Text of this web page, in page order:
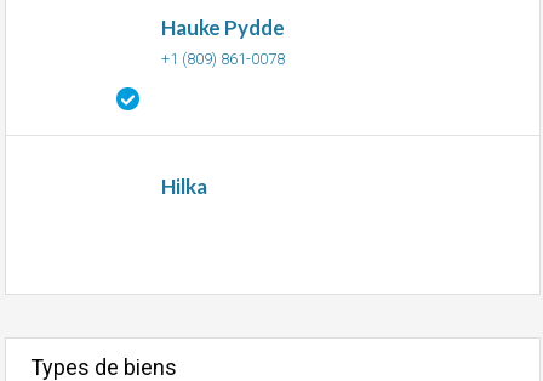
Hauke Pydde
+1 (809) 861-0078
Hilka
Types de biens